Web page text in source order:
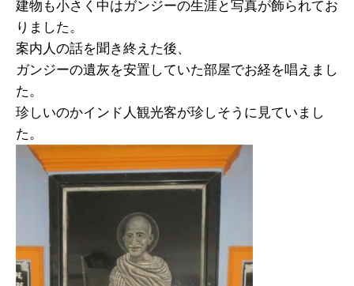
建物も小さく中はガンジーの生涯と写真が飾られてお
りました。
案内人の話を聞き終えた後、
ガンジーの遺灰を安置していた部屋でお経を唱えまし
た。
珍しいのかインド人観光客が珍しそうに見ていまし
た。